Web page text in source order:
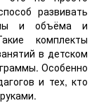
развивать
и объёма и
комплекты
в детском
Особенно
и тех, кто